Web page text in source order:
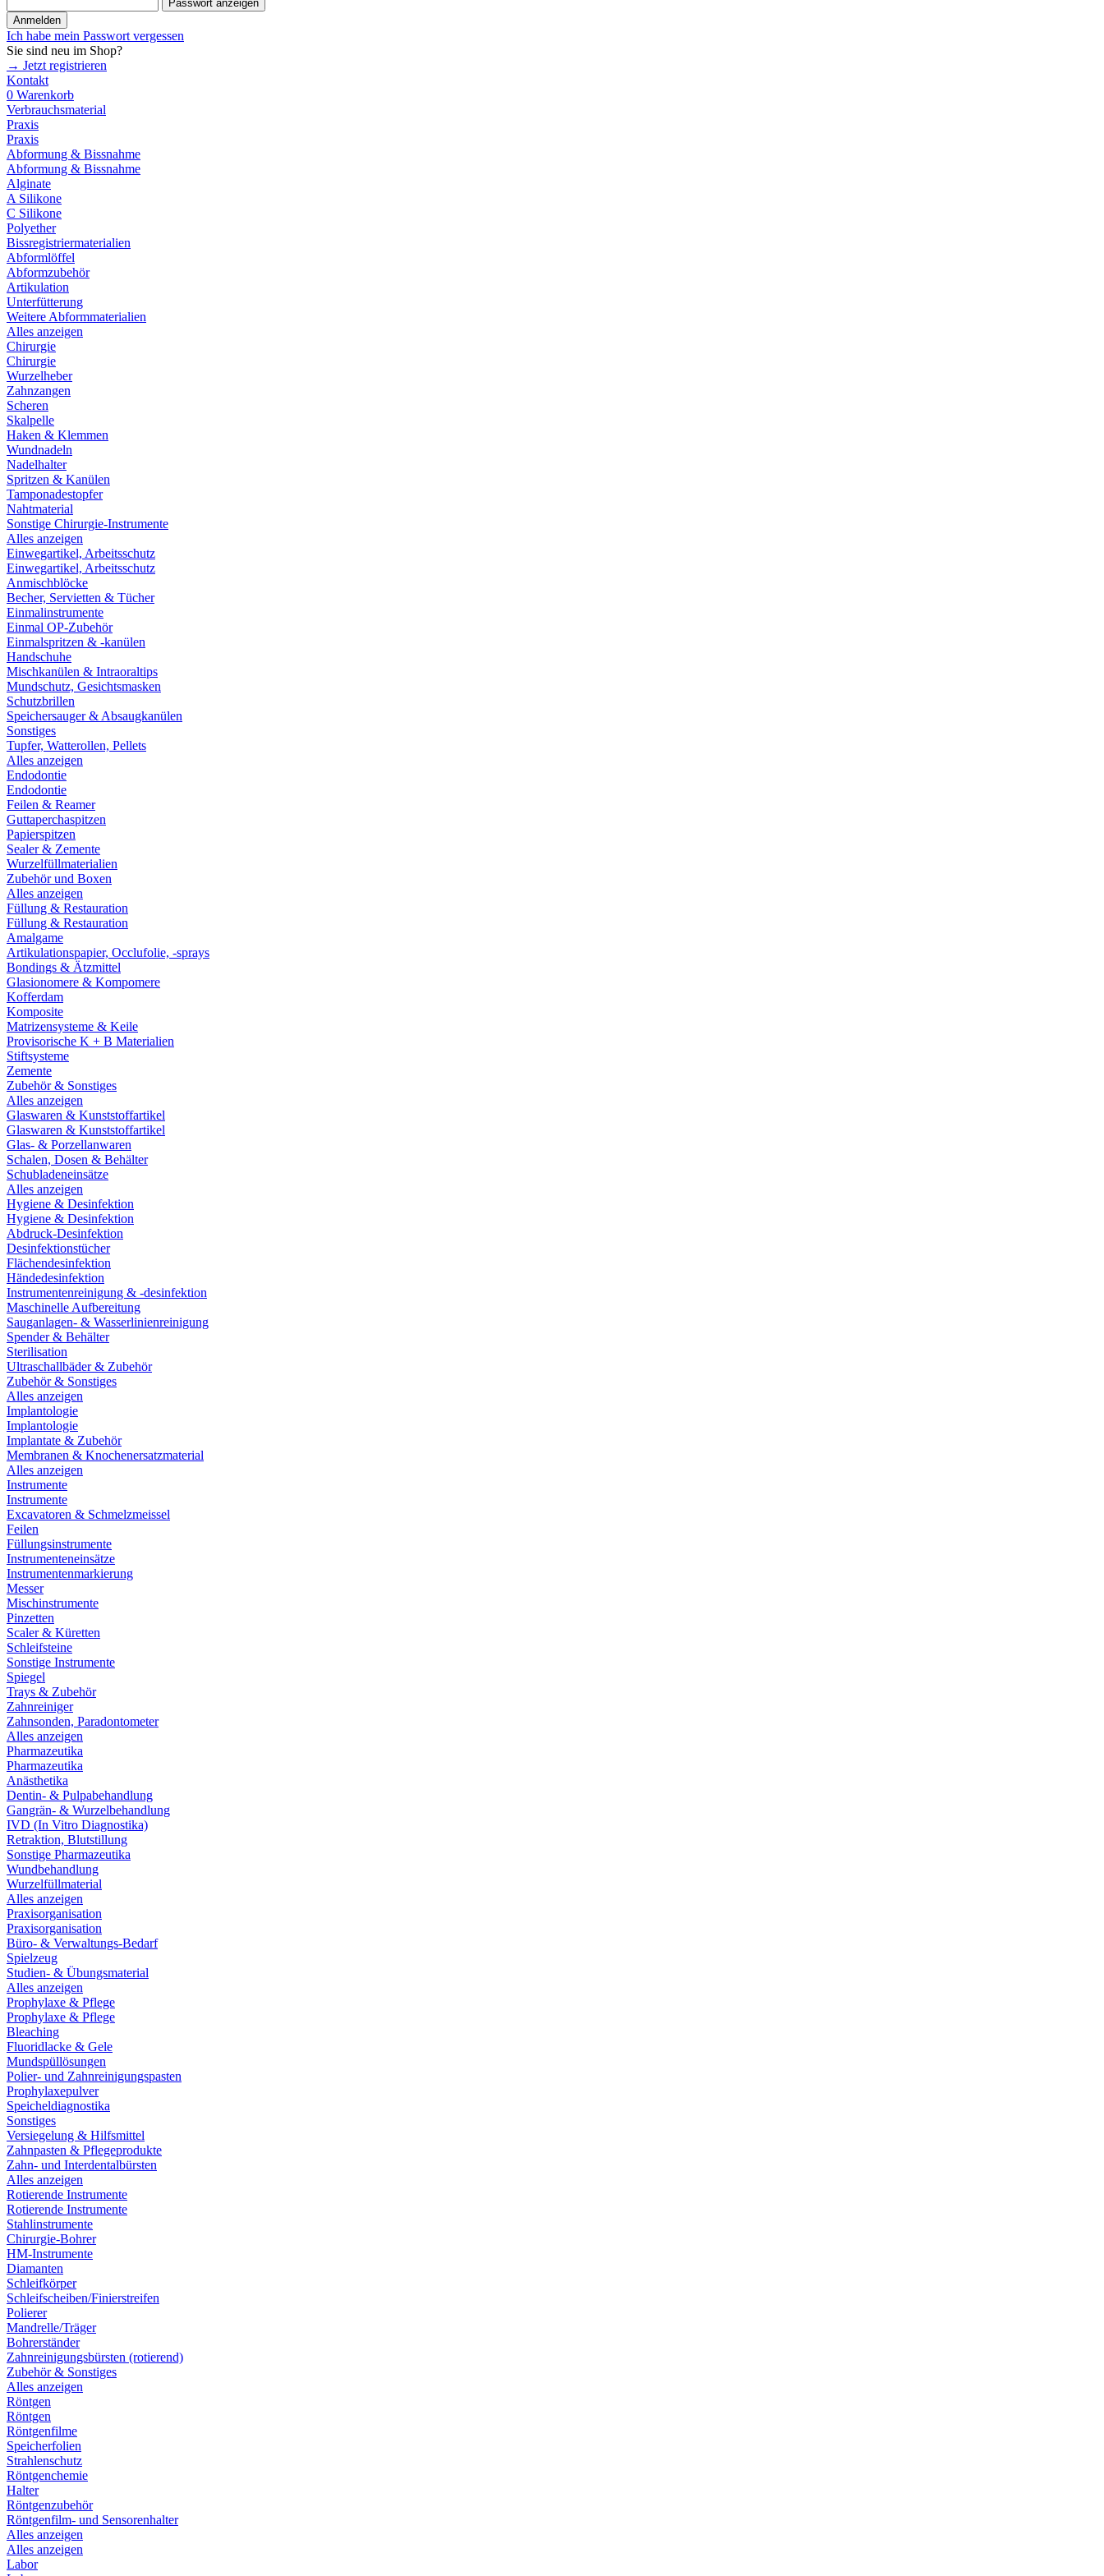
Passwort anzeigen
Anmelden
Ich habe mein Passwort vergessen
Sie sind neu im Shop?
→ Jetzt registrieren
Kontakt
0 Warenkorb
Verbrauchsmaterial
Praxis
Praxis
Abformung & Bissnahme
Abformung & Bissnahme
Alginate
A Silikone
C Silikone
Polyether
Bissregistriermaterialien
Abformlöffel
Abformzubehör
Artikulation
Unterfütterung
Weitere Abformmaterialien
Alles anzeigen
Chirurgie
Chirurgie
Wurzelheber
Zahnzangen
Scheren
Skalpelle
Haken & Klemmen
Wundnadeln
Nadelhalter
Spritzen & Kanülen
Tamponadestopfer
Nahtmaterial
Sonstige Chirurgie-Instrumente
Alles anzeigen
Einwegartikel, Arbeitsschutz
Einwegartikel, Arbeitsschutz
Anmischblöcke
Becher, Servietten & Tücher
Einmalinstrumente
Einmal OP-Zubehör
Einmalspritzen & -kanülen
Handschuhe
Mischkanülen & Intraoraltips
Mundschutz, Gesichtsmasken
Schutzbrillen
Speichersauger & Absaugkanülen
Sonstiges
Tupfer, Watterollen, Pellets
Alles anzeigen
Endodontie
Endodontie
Feilen & Reamer
Guttaperchaspitzen
Papierspitzen
Sealer & Zemente
Wurzelfüllmaterialien
Zubehör und Boxen
Alles anzeigen
Füllung & Restauration
Füllung & Restauration
Amalgame
Artikulationspapier, Occlufolie, -sprays
Bondings & Ätzmittel
Glasionomere & Kompomere
Kofferdam
Komposite
Matrizensysteme & Keile
Provisorische K + B Materialien
Stiftsysteme
Zemente
Zubehör & Sonstiges
Alles anzeigen
Glaswaren & Kunststoffartikel
Glaswaren & Kunststoffartikel
Glas- & Porzellanwaren
Schalen, Dosen & Behälter
Schubladeneinsätze
Alles anzeigen
Hygiene & Desinfektion
Hygiene & Desinfektion
Abdruck-Desinfektion
Desinfektionstücher
Flächendesinfektion
Händedesinfektion
Instrumentenreinigung & -desinfektion
Maschinelle Aufbereitung
Sauganlagen- & Wasserlinienreinigung
Spender & Behälter
Sterilisation
Ultraschallbäder & Zubehör
Zubehör & Sonstiges
Alles anzeigen
Implantologie
Implantologie
Implantate & Zubehör
Membranen & Knochenersatzmaterial
Alles anzeigen
Instrumente
Instrumente
Excavatoren & Schmelzmeissel
Feilen
Füllungsinstrumente
Instrumenteneinsätze
Instrumentenmarkierung
Messer
Mischinstrumente
Pinzetten
Scaler & Küretten
Schleifsteine
Sonstige Instrumente
Spiegel
Trays & Zubehör
Zahnreiniger
Zahnsonden, Paradontometer
Alles anzeigen
Pharmazeutika
Pharmazeutika
Anästhetika
Dentin- & Pulpabehandlung
Gangrän- & Wurzelbehandlung
IVD (In Vitro Diagnostika)
Retraktion, Blutstillung
Sonstige Pharmazeutika
Wundbehandlung
Wurzelfüllmaterial
Alles anzeigen
Praxisorganisation
Praxisorganisation
Büro- & Verwaltungs-Bedarf
Spielzeug
Studien- & Übungsmaterial
Alles anzeigen
Prophylaxe & Pflege
Prophylaxe & Pflege
Bleaching
Fluoridlacke & Gele
Mundspüllösungen
Polier- und Zahnreinigungspasten
Prophylaxepulver
Speicheldiagnostika
Sonstiges
Versiegelung & Hilfsmittel
Zahnpasten & Pflegeprodukte
Zahn- und Interdentalbürsten
Alles anzeigen
Rotierende Instrumente
Rotierende Instrumente
Stahlinstrumente
Chirurgie-Bohrer
HM-Instrumente
Diamanten
Schleifkörper
Schleifscheiben/Finierstreifen
Polierer
Mandrelle/Träger
Bohrerständer
Zahnreinigungsbürsten (rotierend)
Zubehör & Sonstiges
Alles anzeigen
Röntgen
Röntgen
Röntgenfilme
Speicherfolien
Strahlenschutz
Röntgenchemie
Halter
Röntgenzubehör
Röntgenfilm- und Sensorenhalter
Alles anzeigen
Alles anzeigen
Labor